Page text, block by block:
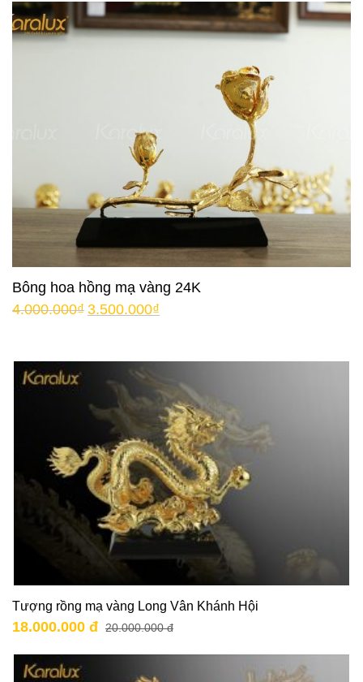
Bông hoa hồng mạ vàng 24K
4.000.000₫ 3.500.000₫
Tượng rồng mạ vàng Long Vân Khánh Hội
18.000.000 đ 20.000.000 đ